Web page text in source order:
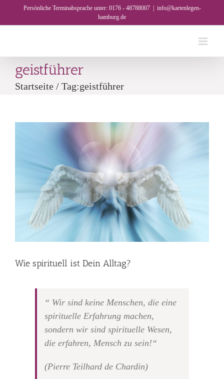
Persönliche Terminabsprache unter: 0176 - 48788007
info@kartenlegen-
hamburg.de
geistführer
Startseite / Tag:geistführer
Wie spirituell ist Dein Alltag?
“ Wir sind keine Menschen, die eine
spirituelle Erfahrung machen,
sondern wir sind spirituelle Wesen,
die erfahren, Mensch zu sein!“
(Pierre Teilhard de Chardin)